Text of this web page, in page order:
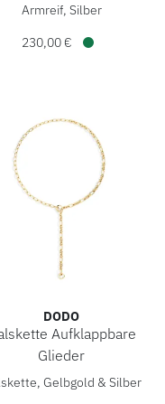
Armreif, Silber
230,00 €
ESSEN-000AG,
DODO
Aufklappbare
Glieder
Halskette
Gelbgold & Silber